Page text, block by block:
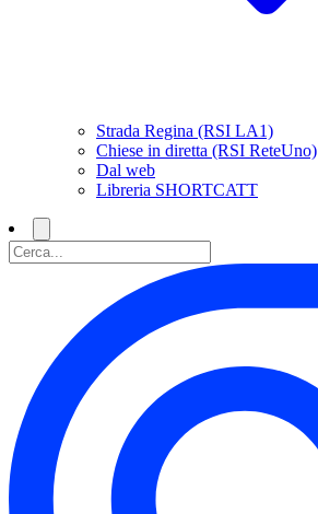
Strada Regina (RSI LA1)
Chiese in diretta (RSI ReteUno)
Dal web
Libreria SHORTCATT